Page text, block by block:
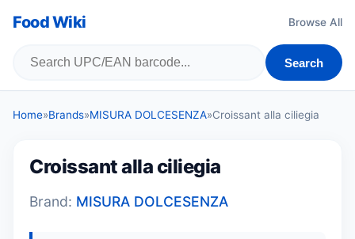
Food Wiki Browse All
Search
Home»Brands»MISURA DOLCESENZA»Croissant alla ciliegia
Croissant alla ciliegia
Brand: MISURA DOLCESENZA